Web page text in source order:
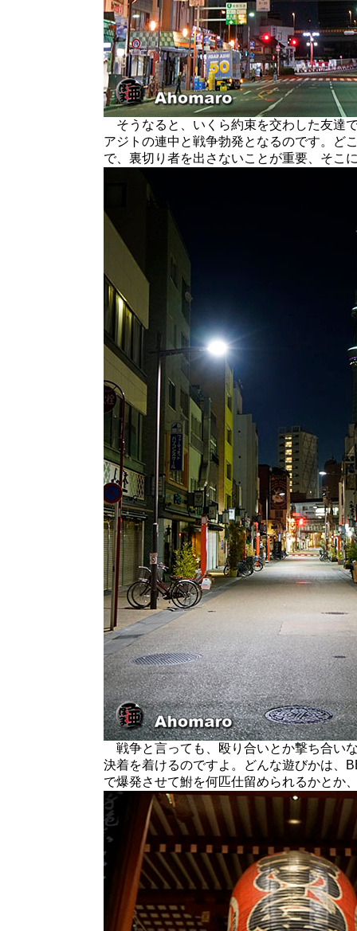
そうなると、いくら約束を交わした友達
アジトの連中と戦争勃発となるのです。ど
で、裏切り者を出さないことが重要、そこ
戦争と言っても、殴り合いとか撃ち合い
決着を着けるのですよ。どんな遊びかは、
で爆発させて鮒を何匹仕留められるかとか